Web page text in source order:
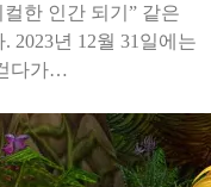
한 인간 되기” 같은
2023년 12월 31일에는
다가…